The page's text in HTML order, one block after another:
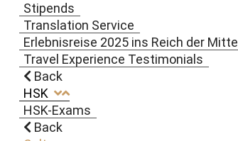
Stipends
Translation Service
Erlebnisreise 2025 ins Reich der Mitte
Travel Experience Testimonials
Back
HSK
HSK-Exams
Back